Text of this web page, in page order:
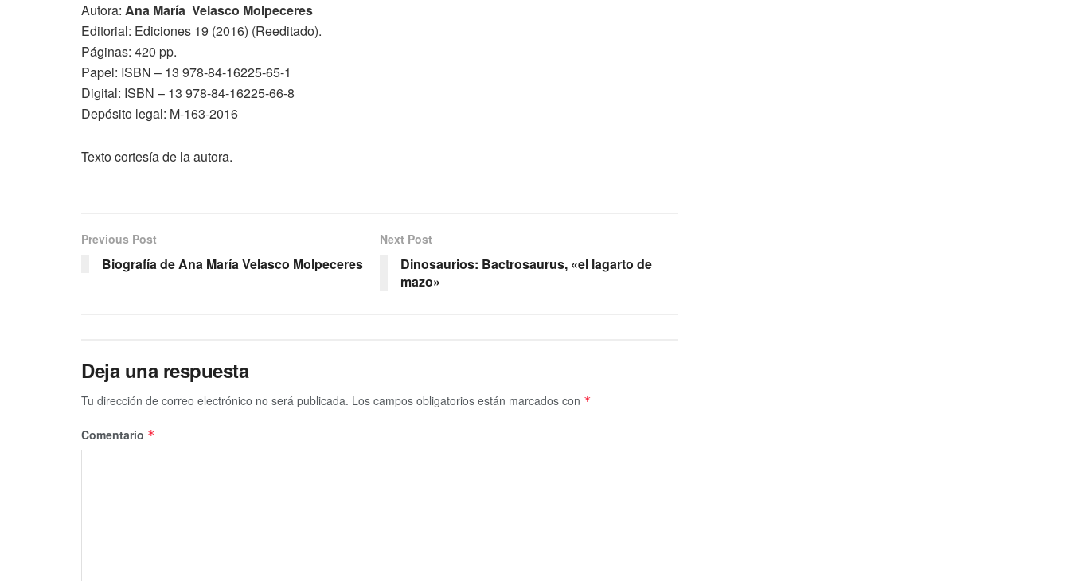
Autora: Ana María Velasco Molpeceres
Editorial: Ediciones 19 (2016) (Reeditado).
Páginas: 420 pp.
Papel: ISBN – 13 978-84-16225-65-1
Digital: ISBN – 13 978-84-16225-66-8
Depósito legal: M-163-2016
Texto cortesía de la autora.
Previous Post
Biografía de Ana María Velasco Molpeceres
Next Post
Dinosaurios: Bactrosaurus, «el lagarto de
mazo»
Deja una respuesta
Tu dirección de correo electrónico no será publicada. Los campos obligatorios están marcados con *
Comentario *